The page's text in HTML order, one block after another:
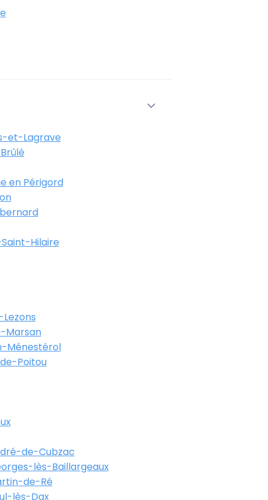
et-Lagrave
en Périgord
Hilaire
Marsan
Ménestérol
Poitou
de-Cubzac
lès-Baillargeaux
de-Ré
lès-Dax